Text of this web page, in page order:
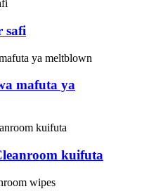
safi
mafuta ya
kuifuta